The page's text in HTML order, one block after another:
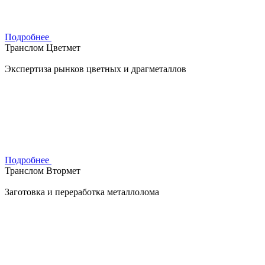
Подробнее
Транслом Цветмет
Экспертиза рынков цветных и драгметаллов
Подробнее
Транслом Втормет
Заготовка и переработка металлолома